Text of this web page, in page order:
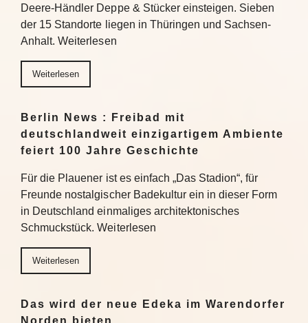
Deere-Händler Deppe & Stücker einsteigen. Sieben
der 15 Standorte liegen in Thüringen und Sachsen-
Anhalt. Weiterlesen
Weiterlesen
Berlin News : Freibad mit
deutschlandweit einzigartigem Ambiente
feiert 100 Jahre Geschichte
Für die Plauener ist es einfach „Das Stadion“, für
Freunde nostalgischer Badekultur ein in dieser Form
in Deutschland einmaliges architektonisches
Schmuckstück. Weiterlesen
Weiterlesen
Das wird der neue Edeka im Warendorfer
Norden bieten